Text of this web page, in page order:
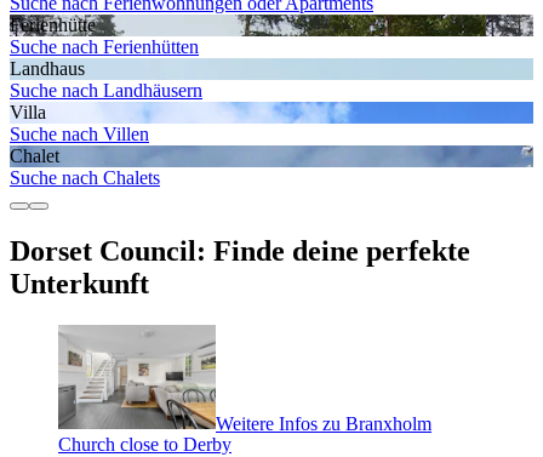
Ferienhütte
Suche nach Ferienhütten
Landhaus
Suche nach Landhäusern
Villa
Suche nach Villen
Chalet
Suche nach Chalets
Dorset Council: Finde deine perfekte
Unterkunft
Weitere Infos zu Branxholm
Church close to Derby